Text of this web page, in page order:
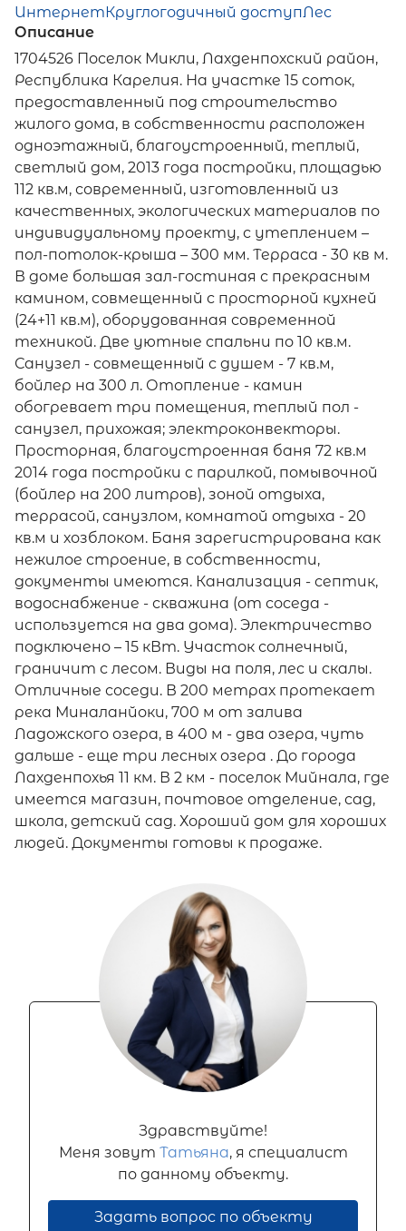
ИнтернетКруглогодичный доступЛес
Описание
1704526 Поселок Микли, Лахденпохский район,
Республика Карелия. На участке 15 соток,
предоставленный под строительство
жилого дома, в собственности расположен
одноэтажный, благоустроенный, теплый,
светлый дом, 2013 года постройки, площадью
112 кв.м, современный, изготовленный из
качественных, экологических материалов по
индивидуальному проекту, с утеплением –
пол-потолок-крыша – 300 мм. Терраса - 30 кв м.
В доме большая зал-гостиная с прекрасным
камином, совмещенный с просторной кухней
(24+11 кв.м), оборудованная современной
техникой. Две уютные спальни по 10 кв.м.
Санузел - совмещенный с душем - 7 кв.м,
бойлер на 300 л. Отопление - камин
обогревает три помещения, теплый пол -
санузел, прихожая; электроконвекторы.
Просторная, благоустроенная баня 72 кв.м
2014 года постройки c парилкой, помывочной
(бойлер на 200 литров), зоной отдыха,
террасой, санузлом, комнатой отдыха - 20
кв.м и хозблоком. Баня зарегистрирована как
нежилое строение, в собственности,
документы имеются. Канализация - септик,
водоснабжение - скважина (от соседа -
используется на два дома). Электричество
подключено – 15 кВт. Участок солнечный,
граничит с лесом. Виды на поля, лес и скалы.
Отличные соседи. В 200 метрах протекает
река Миналанйоки, 700 м от залива
Ладожского озера, в 400 м - два озера, чуть
дальше - еще три лесных озера . До города
Лахденпохья 11 км. В 2 км - поселок Мийнала, где
имеется магазин, почтовое отделение, сад,
школа, детский сад. Хороший дом для хороших
людей. Документы готовы к продаже.
Здравствуйте!
Меня зовут Татьяна, я специалист
по данному объекту.
Задать вопрос по объекту